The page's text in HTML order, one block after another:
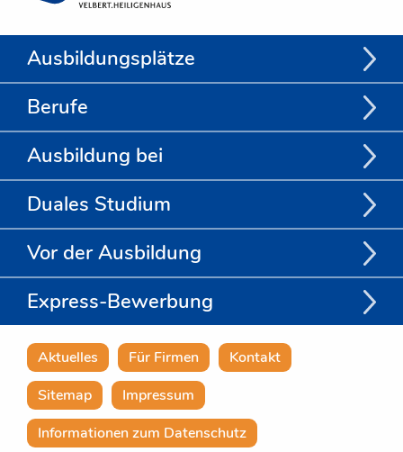
Ausbildungsplätze
Berufe
Ausbildung bei
Duales Studium
Vor der Ausbildung
Express-Bewerbung
Aktuelles Für Firmen
Kontakt
Sitemap
Impressum
Informationen zum Datenschutz